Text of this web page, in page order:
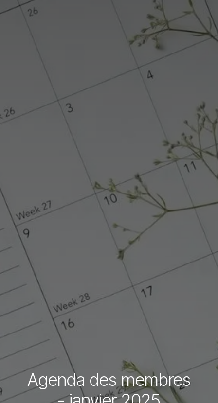
Agenda des membres